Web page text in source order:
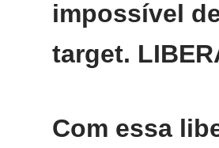
impossível
target.
Com essa